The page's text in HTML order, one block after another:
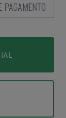
PAGAMENTO